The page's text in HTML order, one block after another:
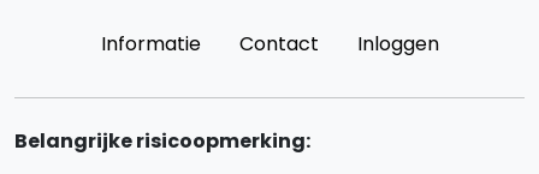
Informatie Contact Inloggen
Belangrijke risicoopmerking: